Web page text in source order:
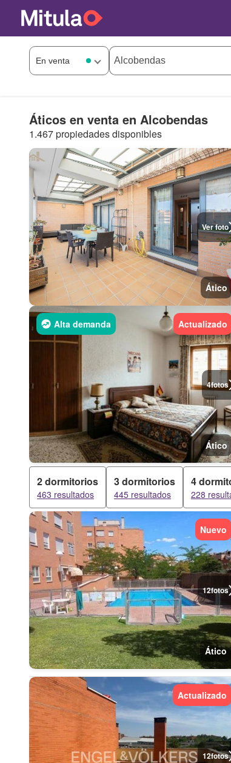
Áticos en venta en Alcobendas
1.467 propiedades disponibles
Ver foto
Ático
4fotos
Alta demanda Actualizado
Ático
2 dormitorios
463 resultados
3 dormitorios
445 resultados
4
228
12fotos
Nuevo
Ático
12fotos
Actualizado